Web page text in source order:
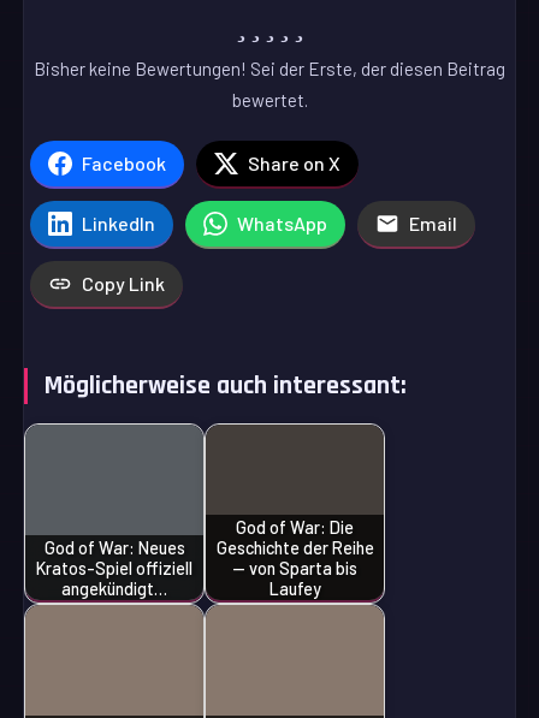
Bisher keine Bewertungen! Sei der Erste, der diesen Beitrag
bewertet.
Facebook Share on X
LinkedIn WhatsApp Email
Copy Link
Möglicherweise auch interessant:
God of War: Neues
Kratos-Spiel offiziell
angekündigt…
God of War: Die
Geschichte der Reihe
— von Sparta bis
Laufey